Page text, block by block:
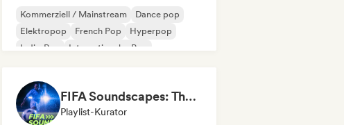
Kommerziell / Mainstream
Dance pop
Elektropop
French Pop
Hyperpop
Indie-Pop
Internationaler Pop
FIFA Soundscapes: The Ultimate Soundtrack ⚽️ Festival Indie, Electropop & Dance Anthems
Playlist-Kurator